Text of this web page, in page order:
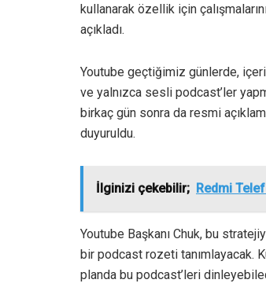
kullanarak özellik için
açıkladı.
Youtube geçtiğimiz günlerde,
ve yalnızca sesli podcast’ler
birkaç gün sonra da resmi
duyuruldu.
İlginizi çekebilir; Redmi
Youtube Başkanı Chuk, bu
bir podcast rozeti tanımlayacak.
planda bu podcast’leri